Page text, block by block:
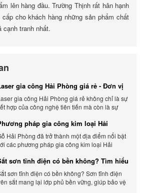
lên hàng đầu. Trường Thịnh rất hân hạnh
cho khách hàng những sản phẩm chất
tranh nhất.
gia công Hải Phòng giá rẻ - Đơn vị
công báo giá chính xác
gia công Hải Phòng giá rẻ không chỉ là sự
hợp của công nghệ tiên tiến mà còn là sự
hàng. Xem ngay nhé.
pháp gia công kim loại Hải
phổ biến hiện nay
Hải Phòng đã trở thành một địa điểm nổi bật
các phương pháp gia công kim loại Hải
sơn tĩnh điện có bền không? Tìm hiểu
tiết
sơn tĩnh điện có bền không? Sơn tĩnh điện
sắt mang lại lớp phủ bền vững, giúp bảo vệ